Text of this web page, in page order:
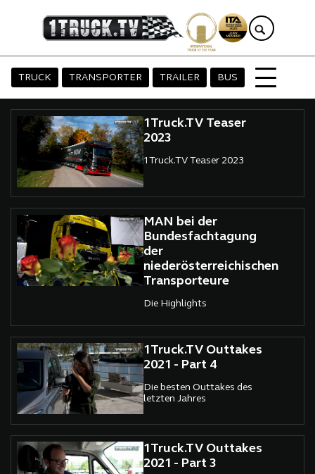
TRUCK TRANSPORTER TRAILER BUS
1Truck.TV Teaser
2023
1Truck.TV Teaser 2023
MAN bei der
Bundesfachtagung
der
niederösterreichischen
Transporteure
Die Highlights
1Truck.TV Outtakes
2021 - Part 4
Die besten Outtakes des
letzten Jahres
1Truck.TV Outtakes
2021 - Part 3